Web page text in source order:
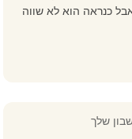
כנראה הוא לא שווה
שלך